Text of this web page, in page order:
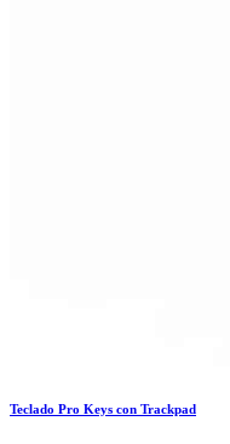
Teclado Pro Keys con Trackpad